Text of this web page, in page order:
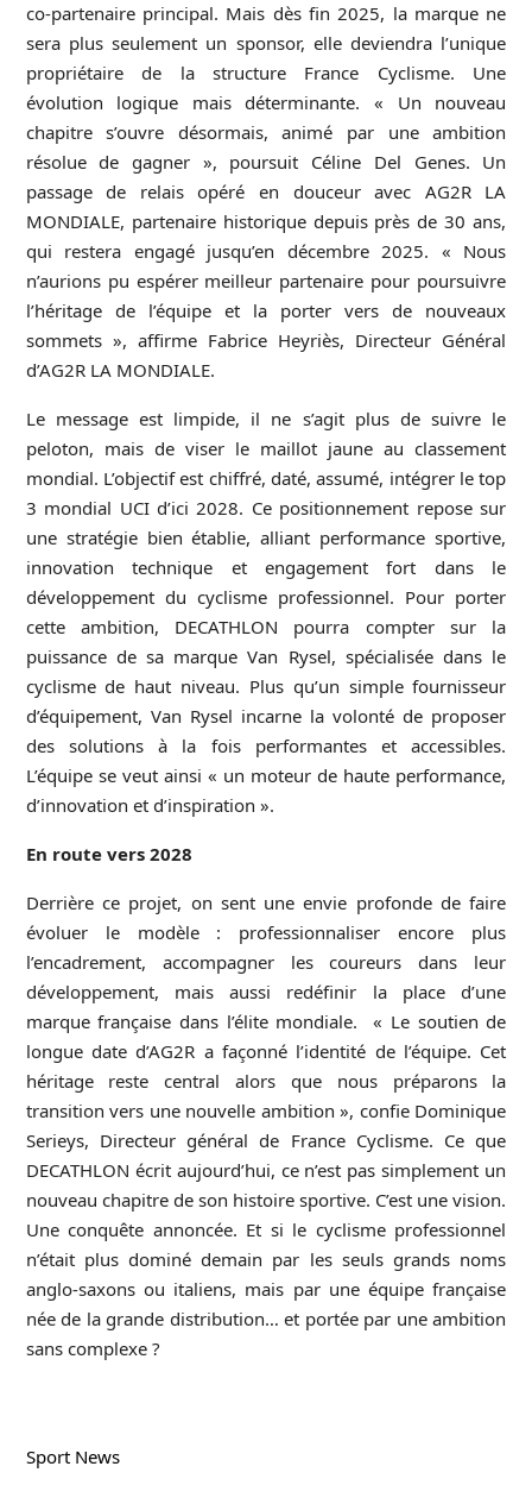
co-partenaire principal. Mais dès fin 2025, la marque ne
sera plus seulement un sponsor, elle deviendra l’unique
propriétairede la structure France Cyclisme. Une
évolution logique mais déterminante. « Un nouveau
chapitre s’ouvre désormais, animé par une ambition
résolue de gagner », poursuit Céline Del Genes. Un
passage de relais opéré en douceur avec AG2R LA
MONDIALE, partenaire historique depuis près de 30 ans,
qui restera engagé jusqu’en décembre 2025. « Nous
n’aurions pu espérer meilleur partenaire pour poursuivre
l’héritage de l’équipe et la porter vers de nouveaux
sommets », affirme Fabrice Heyriès, Directeur Général
d’AG2R LA MONDIALE.
Le message est limpide, il ne s’agit plus de suivre le
peloton, mais de viser le maillot jaune au classement
mondial. L’objectif est chiffré, daté, assumé, intégrer le top
3 mondial UCI d’ici 2028. Ce positionnement repose sur
une stratégie bien établie, alliant performance sportive,
innovation technique et engagement fort dans le
développement du cyclisme professionnel. Pour porter
cette ambition, DECATHLON pourra compter sur la
puissance de sa marque Van Rysel, spécialisée dans le
cyclisme de haut niveau. Plus qu’un simple fournisseur
d’équipement, Van Rysel incarne la volonté de proposer
des solutions à la fois performantes et accessibles.
L’équipe se veut ainsi « un moteur de haute performance,
d’innovation et d’inspiration ».
En route vers 2028
Derrière ce projet, on sent une envie profonde de faire
évoluer le modèle : professionnaliser encore plus
l’encadrement, accompagner les coureurs dans leur
développement, mais aussi redéfinir la place d’une
marque française dans l’élite mondiale. « Le soutien de
longue date d’AG2R a façonné l’identité de l’équipe. Cet
héritage reste central alors que nous préparons la
transition vers une nouvelle ambition », confie Dominique
Serieys, Directeur général de France Cyclisme. Ce que
DECATHLON écrit aujourd’hui, ce n’est pas simplement un
nouveau chapitre de son histoire sportive. C’est une vision.
Une conquête annoncée. Et si le cyclisme professionnel
n’était plus dominé demain par les seuls grands noms
anglo-saxons ou italiens, mais par une équipe française
née de la grande distribution… et portée par une ambition
sans complexe ?
Sport News